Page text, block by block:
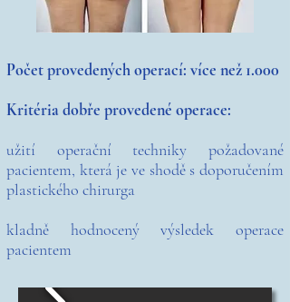
Počet provedených operací: více než 1.000
Kritéria dobře provedené operace:
užití operační techniky požadované
pacientem, která je ve shodě s doporučením
plastického chirurga
kladně hodnocený výsledek operace
pacientem